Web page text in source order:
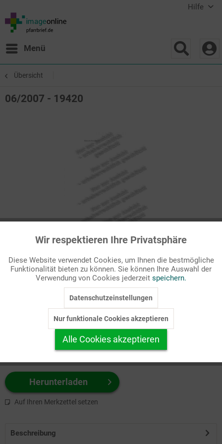
Hilfe
Menü
Übersicht
06/2007 - 19420
Passende Stichworte
Witz
zuerst Ihr Produktformat aus.
z.B. Farbe-Grafik, Schwarz-Weiß-Grafik, mit/ohne Text ...
Herunterladen
Auf Ihren Merkzettel setzen
Beschreibung
Funktionale Aktiv
Marketing Inaktiv
Personalisierung Inaktiv
Service
Wir respektieren Ihre Privatsphäre
Diese Website verwendet Cookies, um Ihnen die bestmögliche
Funktionalität bieten zu können. Sie können Ihre Auswahl der
Verwendung von Cookies jederzeit speichern.
Datenschutzeinstellungen
Nur funktionale Cookies akzeptieren
Alle Cookies akzeptieren